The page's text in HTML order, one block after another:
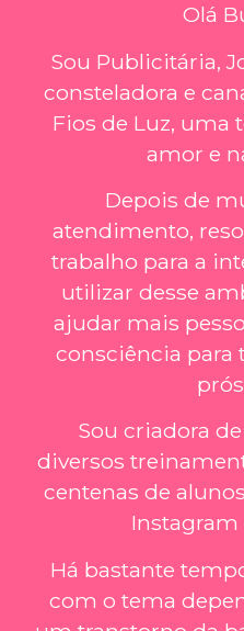
Olá
Sou Publicitária,
consteladora e
Fios de Luz, uma
amor e
Depois de
atendimento,
trabalho para a
utilizar desse
ajudar mais
consciência para
Sou criadora
diversos
centenas de
Instagram
Há bastante
com o tema